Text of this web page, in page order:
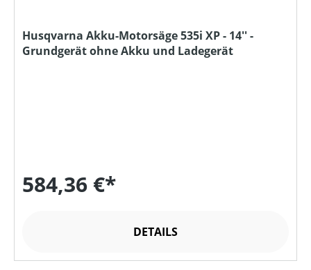
Husqvarna Akku-Motorsäge 535i XP - 14'' -
Grundgerät ohne Akku und Ladegerät
584,36 €*
DETAILS